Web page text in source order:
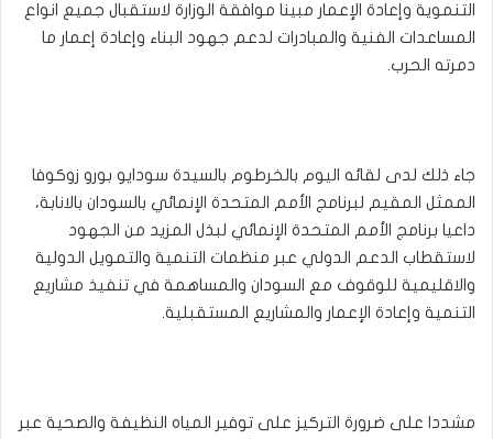
التنموية وإعادة الإعمار مبينا موافقة الوزارة لاستقبال جميع انواع
المساعدات الفنية والمبادرات لدعم جهود البناء وإعادة إعمار ما
دمرته الحرب.
جاء ذلك لدى لقائه اليوم بالخرطوم بالسيدة سودايو بورو زوكوفا
الممثل المقيم لبرنامج الأمم المتحدة الإنمائي بالسودان بالانابة،
داعيا برنامج الأمم المتحدة الإنمائي لبذل المزيد من الجهود
لاستقطاب الدعم الدولي عبر منظمات التنمية والتمويل الدولية
والاقليمية للوقوف مع السودان والمساهمة في تنفيذ مشاريع
التنمية وإعادة الإعمار والمشاريع المستقبلية.
مشددا على ضرورة التركيز على توفير المياه النظيفة والصحية عبر